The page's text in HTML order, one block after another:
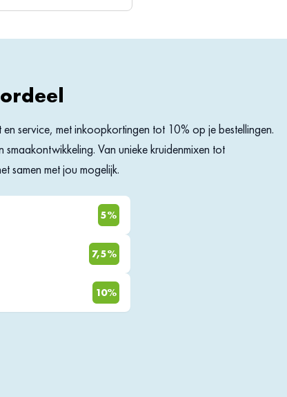
service, met inkoopkortingen tot 10% op je bestellingen.
Van unieke kruidenmixen tot
samen met jou mogelijk.
5%
7,5%
10%